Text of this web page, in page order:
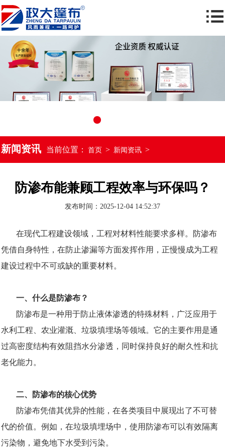
新闻资讯 当前位置： 首页 > 新闻资讯 >
防渗布能兼顾工程效率与环保吗？
发布时间：2025-12-04 14:52:37
在现代工程建设领域，工程对材料性能要求多样。防渗布
凭借自身特性，在防止渗漏等方面发挥作用，正慢慢成为工程
建设过程中不可或缺的重要材料。
一、什么是防渗布？
防渗布是一种用于防止液体渗透的特殊材料，广泛应用于
水利工程、农业灌溉、垃圾填埋场等领域。它的主要作用是通
过高密度结构有效阻挡水分渗透，同时保持良好的耐久性和抗
老化能力。
二、防渗布的核心优势
防渗布凭借其优异的性能，在各类项目中展现出了不可替
代的价值。例如，在垃圾填埋场中，使用防渗布可以有效隔离
污染物，避免地下水受到污染。